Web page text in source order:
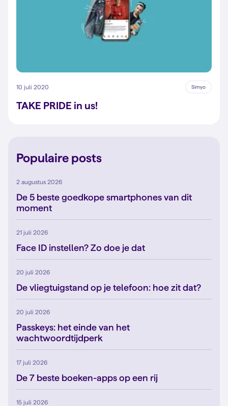
10 juli 2020 Simyo
TAKE PRIDE in us!
Populaire posts
2 augustus 2026
De 5 beste goedkope smartphones van dit
moment
21 juli 2026
Face ID instellen? Zo doe je dat
20 juli 2026
De vliegtuigstand op je telefoon: hoe zit dat?
20 juli 2026
Passkeys: het einde van het
wachtwoordtijdperk
17 juli 2026
De 7 beste boeken-apps op een rij
15 juli 2026